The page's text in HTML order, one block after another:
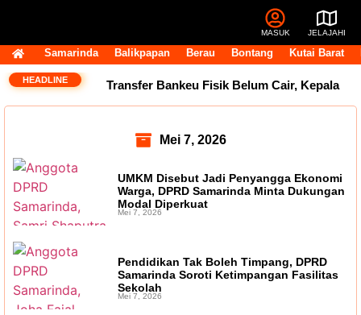
MASUK JELAJAHI
Samarinda Balikpapan Berau Bontang Kutai Barat
HEADLINE Transfer Bankeu Fisik Belum Cair, Kepala
Terganggu
Kaltim Masih Kosong, BKD Pastikan Dilakukan
Objektif dan Terukur
Samarinda Tegaskan Retribusi untuk Menjaga
Mei 7, 2026
UMKM Disebut Jadi Penyangga Ekonomi
Warga, DPRD Samarinda Minta Dukungan
Modal Diperkuat
Mei 7, 2026
Pendidikan Tak Boleh Timpang, DPRD
Samarinda Soroti Ketimpangan Fasilitas
Sekolah
Mei 7, 2026